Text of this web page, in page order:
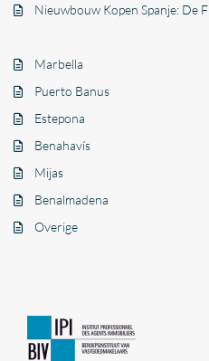
Nieuwbouw Kopen Spanje: De
Marbella
Puerto Banus
Estepona
Benahavís
Mijas
Benalmadena
Overige